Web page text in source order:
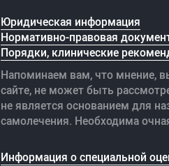
Юридическая информация
Нормативно-правовая
Порядки, клинические
Напоминаем вам, что мнение,
сайте, не может быть
не является основанием для
самолечения. Необходима
Информация о специальной